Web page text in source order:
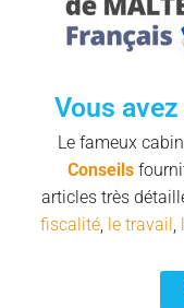
Vous
Le fameux
Conseils
articles très
fiscalité, le travail,